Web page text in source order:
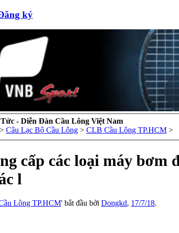
ký
- Diễn Đàn Cầu Lông Việt Nam
> Câu Lạc Bộ Cầu Lông > CLB Cầu Lông TP.HCM >
cấp các loại máy bơm
l
Lông TP.HCM' bắt đầu bởi Dongkd, 17/7/18.